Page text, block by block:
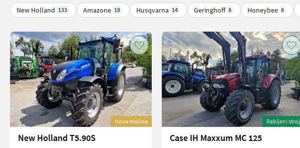
New Holland 133 Amazone 18 Husqvarna 14 Geringhoff 8 Honeybee 8
Nova mašina
New Holland T5.90S
Rabljeni stroj
Case IH Maxxum MC 125